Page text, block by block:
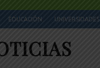
EDUCACIÓN UNIVERSIDADES